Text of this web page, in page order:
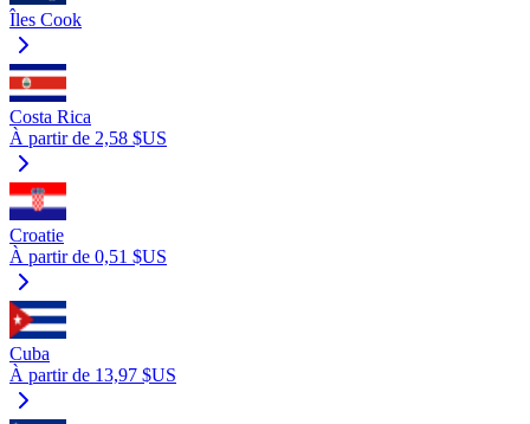
Îles Cook
Costa Rica
À partir de 2,58 $US
Croatie
À partir de 0,51 $US
Cuba
À partir de 13,97 $US